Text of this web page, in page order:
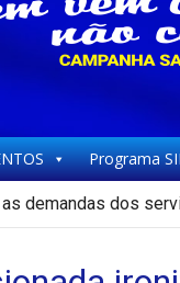
Programa
demandas dos